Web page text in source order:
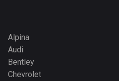
Alpina
Audi
Bentley
Chevrolet